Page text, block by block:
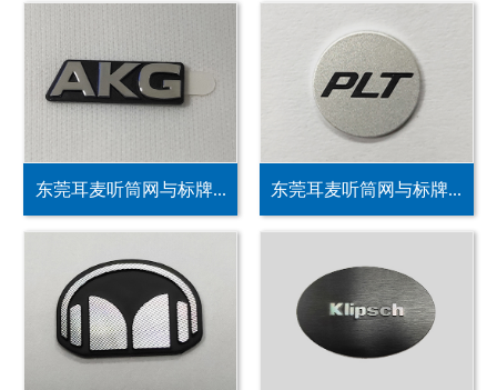
东莞耳麦听筒网与标牌... 东莞耳麦听筒网与标牌...